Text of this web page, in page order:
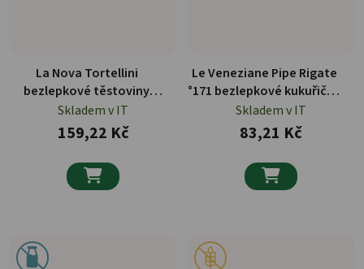
La Nova Tortellini
bezlepkové těstoviny
plněné masem 250 g
Skladem v IT
159,22 Kč

Le Veneziane Pipe Rigate
°171 bezlepkové kukuřičné
těstoviny 250 g
Skladem v IT
83,21 Kč
